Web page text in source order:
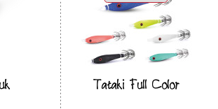
Tataki Full Color